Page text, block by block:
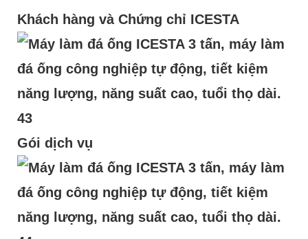
Khách hàng và Chứng chỉ ICESTA
Gói dịch vụ